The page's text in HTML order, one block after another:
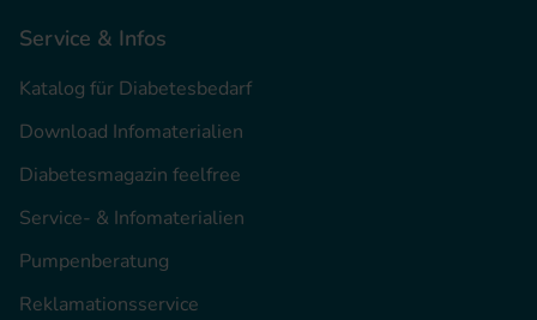
Service & Infos
Katalog für Diabetesbedarf
Download Infomaterialien
Diabetesmagazin feelfree
Service- & Infomaterialien
Pumpenberatung
Reklamationsservice